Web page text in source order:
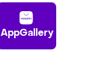
AppGallery